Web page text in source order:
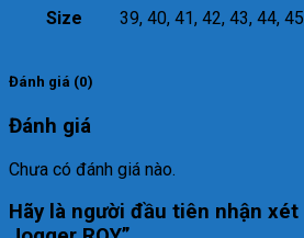
Size 39, 40, 41, 42, 43, 44,
Đánh giá (0)
Đánh giá
Chưa có đánh giá nào.
Hãy là người đầu tiên nhận xét